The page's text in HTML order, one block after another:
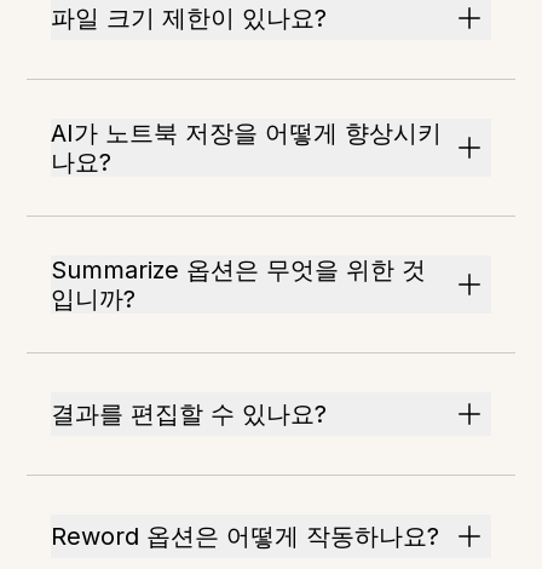
파일 크기 제한이 있나요?
AI가 노트북 저장을 어떻게 향상시키
나요?
Summarize 옵션은 무엇을 위한 것
입니까?
결과를 편집할 수 있나요?
Reword 옵션은 어떻게 작동하나요?